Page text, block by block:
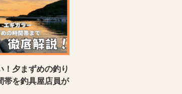
！夕まずめの釣り
帯を釣具屋店員が